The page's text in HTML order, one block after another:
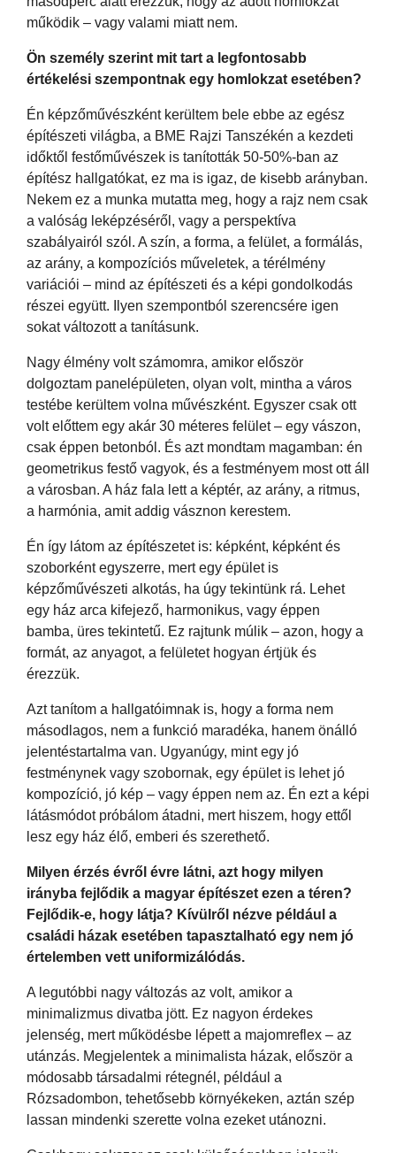
működik – vagy valami miatt nem.
Ön személy szerint mit tart a legfontosabb
értékelési szempontnak egy homlokzat esetében?
Én képzőművészként kerültem bele ebbe az egész
építészeti világba, a BME Rajzi Tanszékén a kezdeti
időktől festőművészek is tanították 50-50%-ban az
építész hallgatókat, ez ma is igaz, de kisebb arányban.
Nekem ez a munka mutatta meg, hogy a rajz nem csak
a valóság leképzéséről, vagy a perspektíva
szabályairól szól. A szín, a forma, a felület, a formálás,
az arány, a kompozíciós műveletek, a térélmény
variációi – mind az építészeti és a képi gondolkodás
részei együtt. Ilyen szempontból szerencsére igen
sokat változott a tanításunk.
Nagy élmény volt számomra, amikor először
dolgoztam panelépületen, olyan volt, mintha a város
testébe kerültem volna művészként. Egyszer csak ott
volt előttem egy akár 30 méteres felület – egy vászon,
csak éppen betonból. És azt mondtam magamban: én
geometrikus festő vagyok, és a festményem most ott áll
a városban. A ház fala lett a képtér, az arány, a ritmus,
a harmónia, amit addig vásznon kerestem.
Én így látom az építészetet is: képként, képként és
szoborként egyszerre, mert egy épület is
képzőművészeti alkotás, ha úgy tekintünk rá. Lehet
egy ház arca kifejező, harmonikus, vagy éppen
bamba, üres tekintetű. Ez rajtunk múlik – azon, hogy a
formát, az anyagot, a felületet hogyan értjük és
érezzük.
Azt tanítom a hallgatóimnak is, hogy a forma nem
másodlagos, nem a funkció maradéka, hanem önálló
jelentéstartalma van. Ugyanúgy, mint egy jó
festménynek vagy szobornak, egy épület is lehet jó
kompozíció, jó kép – vagy éppen nem az. Én ezt a képi
látásmódot próbálom átadni, mert hiszem, hogy ettől
lesz egy ház élő, emberi és szerethető.
Milyen érzés évről évre látni, azt hogy milyen
irányba fejlődik a magyar építészet ezen a téren?
Fejlődik-e, hogy látja? Kívülről nézve például a
családi házak esetében tapasztalható egy nem jó
értelemben vett uniformizálódás.
A legutóbbi nagy változás az volt, amikor a
minimalizmus divatba jött. Ez nagyon érdekes
jelenség, mert működésbe lépett a majomreflex – az
utánzás. Megjelentek a minimalista házak, először a
módosabb társadalmi rétegnél, például a
Rózsadombon, tehetősebb környékeken, aztán szép
lassan mindenki szerette volna ezeket utánozni.